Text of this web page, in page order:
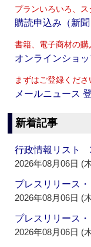
プランいろいろ、
購読申込み（新聞
書籍、電子商材の購
オンラインショ
まずはご登録くださ
メールニュース
新着記事
行政情報リスト
2026年08月06日 (
プレスリリース
2026年08月06日 (
プレスリリース
2026年08月06日 (